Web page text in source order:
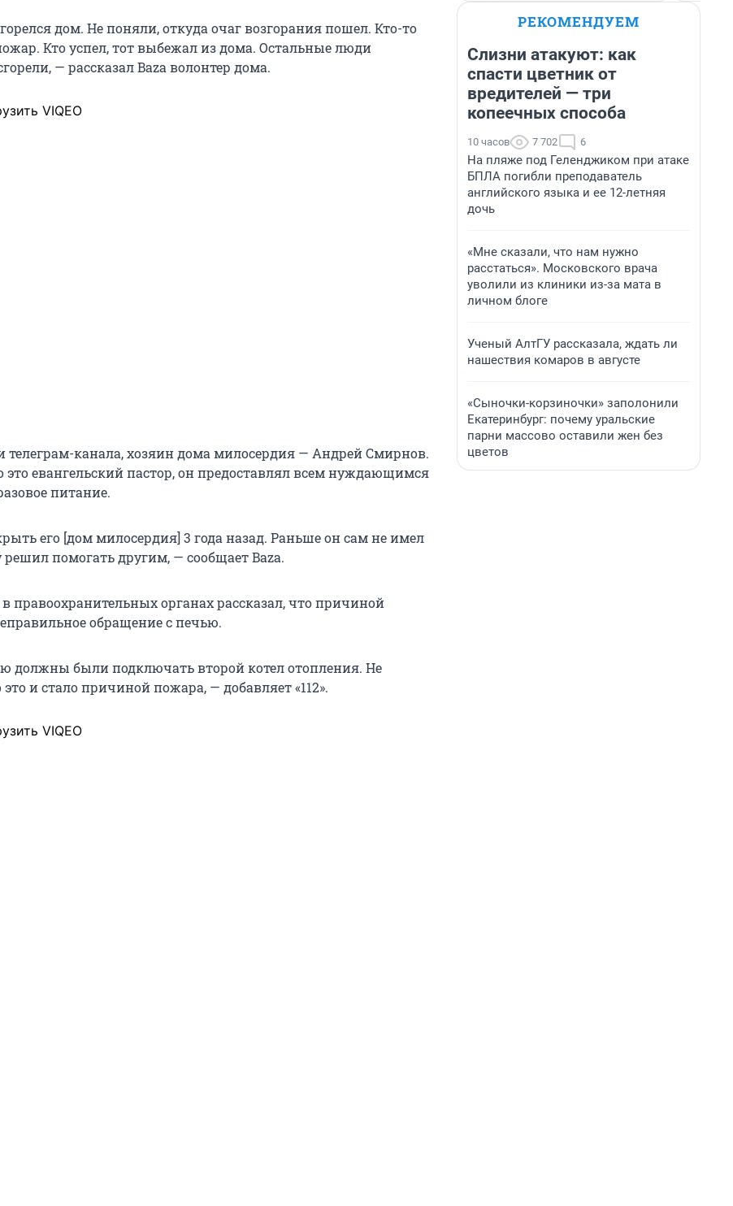
дом. Не поняли, откуда очаг возгорания пошел. Кто-то
Кто успел, тот выбежал из дома. Остальные люди
— рассказал Baza волонтер дома.
VIQEO
канала, хозяин дома милосердия — Андрей Смирнов.
это евангельский пастор, он предоставлял всем нуждающимся
питание.
его [дом милосердия] 3 года назад. Раньше он сам не имел
помогать другим, — сообщает Baza.
правоохранительных органах рассказал, что причиной
обращение с печью.
должны были подключать второй котел отопления. Не
и стало причиной пожара, — добавляет «112».
VIQEO
РЕКОМЕНДУЕМ
Слизни атакуют: как
спасти цветник от
вредителей — три
копеечных способа
10 часов 7 702 6
На пляже под Геленджиком при атаке
БПЛА погибли преподаватель
английского языка и ее 12-летняя
дочь
«Мне сказали, что нам нужно
расстаться». Московского врача
уволили из клиники из-за мата в
личном блоге
Ученый АлтГУ рассказала, ждать ли
нашествия комаров в августе
«Сыночки-корзиночки» заполонили
Екатеринбург: почему уральские
парни массово оставили жен без
цветов